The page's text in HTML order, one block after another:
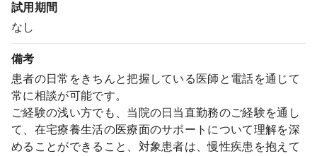
試用期間
なし
備考
患者の日常をきちんと把握している医師と電話を通じて
常に相談が可能です。
ご経験の浅い方でも、当院の日当直勤務のご経験を通し
て、在宅療養生活の医療面のサポートについて理解を深
めることができること、対象患者は、慢性疾患を抱えて